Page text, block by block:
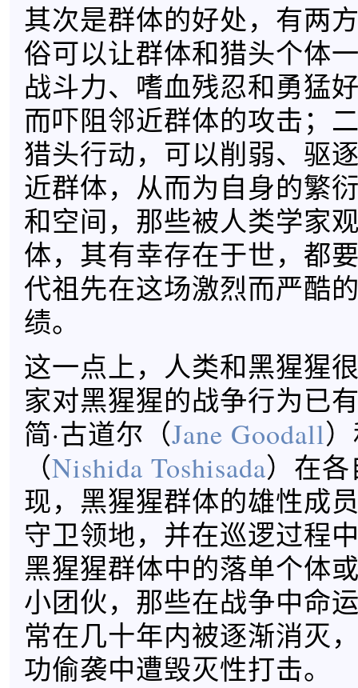
其次是群体的好处，有两
俗可以让群体和猎头个体
战斗力、嗜血残忍和勇猛
而吓阻邻近群体的攻击；
猎头行动，可以削弱、驱
近群体，从而为自身的繁
和空间，那些被人类学家
体，其有幸存在于世，都
代祖先在这场激烈而严酷
绩。
这一点上，人类和黑猩猩
家对黑猩猩的战争行为已
简·古道尔（Jane Goodall
（Nishida Toshisada）在
现，黑猩猩群体的雄性成
守卫领地，并在巡逻过程
黑猩猩群体中的落单个体
小团伙，那些在战争中命
常在几十年内被逐渐消灭
功偷袭中遭毁灭性打击。